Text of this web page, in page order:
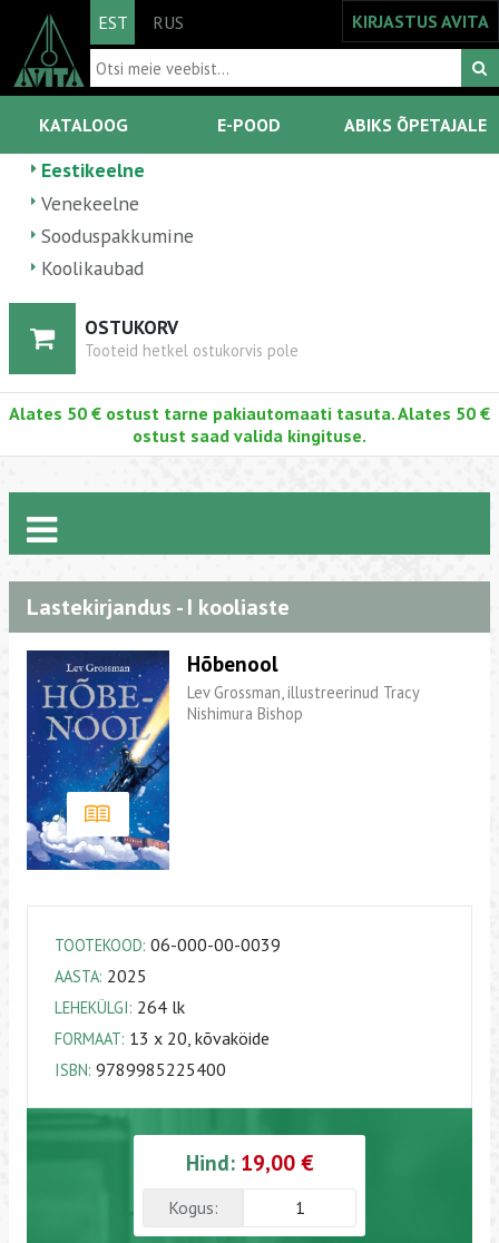
EST RUS KIRJASTUS AVITA
KATALOOG E-POOD ABIKS ÕPETAJALE
Eestikeelne
Venekeelne
Sooduspakkumine
Koolikaubad
OSTUKORV
Tooteid hetkel ostukorvis pole
Alates 50 € ostust tarne pakiautomaati tasuta. Alates 50 €
ostust saad valida kingituse.
Lastekirjandus - I kooliaste
Hõbenool
Lev Grossman, illustreerinud Tracy
Nishimura Bishop
TOOTEKOOD: 06-000-00-0039
AASTA: 2025
LEHEKÜLGI: 264 lk
FORMAAT: 13 x 20, kõvaköide
ISBN: 9789985225400
Hind: 19,00 €
Kogus: